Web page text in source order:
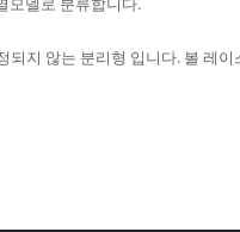
지 않는 분리형 입니다. 볼 레